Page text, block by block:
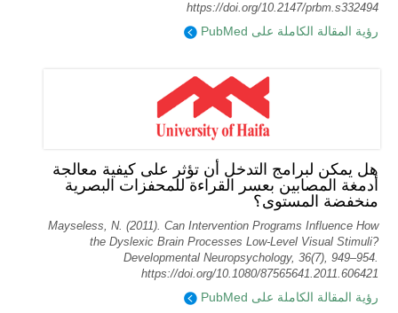
https://doi.org/10.2147/prbm.s332494
رؤية المقالة الكاملة على PubMed
هل يمكن لبرامج التدخل أن تؤثر على كيفية معالجة
أدمغة المصابين بعسر القراءة للمحفزات البصرية
منخفضة المستوى؟
Mayseless, N. (2011). Can Intervention Programs Influence How
the Dyslexic Brain Processes Low-Level Visual Stimuli?
Developmental Neuropsychology, 36(7), 949–954.
https://doi.org/10.1080/87565641.2011.606421
رؤية المقالة الكاملة على PubMed